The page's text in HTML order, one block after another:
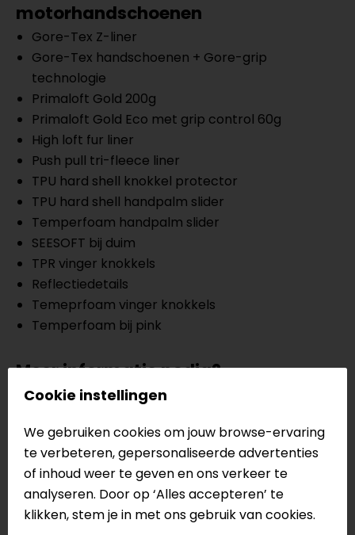
motorhandschoenen
Gore-Tex Z-liner
Gore-Tex handschoenen + Gore-grip
technologie
Primaloft Gold 200g
Primaloft Gold Eco met grip control 60g
High loft fur liner
Push pull tri-fleece liner
TPU hard shell knokkel protector
TPU hard shell handpalm slider
Temperfoam handpalm slider
SEESOFT bij duim
TPR vinger knokkels
Reflectiedetails
Temeprfoam vinger knokkels
Temperfoam bij pink
Meer informatie nodig?
Heb je meer informatie nodig over dit product?
vanonze winkelsin Breda, Capelle aan den IJssel,
Eindhoven, Vianen of Apeldoorn. In de winkels kun je
het product bekijken & passen en staan onze
verkoopmedewerkers voor je klaar met advies.
Bekijk onze andere Gore-Tex motorhandschoenen.
Cookie instellingen
We gebruiken cookies om jouw browse-ervaring
te verbeteren, gepersonaliseerde advertenties
of inhoud weer te geven en ons verkeer te
analyseren. Door op ‘Alles accepteren’ te
klikken, stem je in met ons gebruik van cookies.